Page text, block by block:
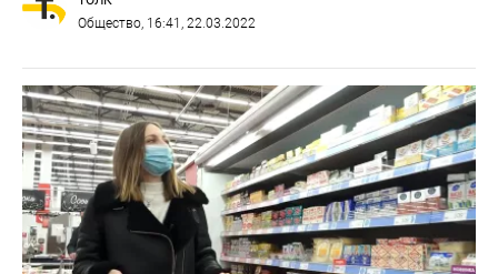
Общество, 16:41, 22.03.2022